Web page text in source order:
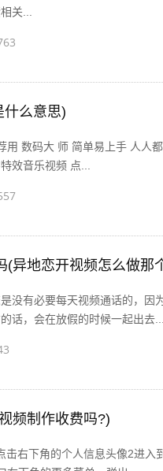
关...
什么意思)
用 数码大 师 简单易上手 人人
效音乐视频 点...
(异地恋开视频怎么做那
没有必要每天视频通话的，
话，会在放假的时候一起出去...
频制作收费吗?)
击右下角的个人信息头像2进